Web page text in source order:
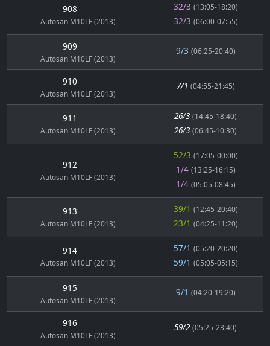
908
Autosan M10LF (2013)
32/3 (13:05-18:20)
32/3 (06:00-07:55)
909
Autosan M10LF (2013)
9/3 (06:25-20:40)
910
Autosan M10LF (2013)
7/1 (04:55-21:45)
911
Autosan M10LF (2013)
26/3 (14:45-18:40)
26/3 (06:45-10:30)
912
Autosan M10LF (2013)
52/3 (17:05-00:00)
1/4 (13:25-16:15)
1/4 (05:05-08:45)
913
Autosan M10LF (2013)
39/1 (12:45-20:40)
23/1 (04:25-11:20)
914
Autosan M10LF (2013)
57/1 (05:20-20:20)
59/1 (05:05-05:15)
915
Autosan M10LF (2013)
9/1 (04:20-19:20)
916
Autosan M10LF (2013)
59/2 (05:25-23:40)